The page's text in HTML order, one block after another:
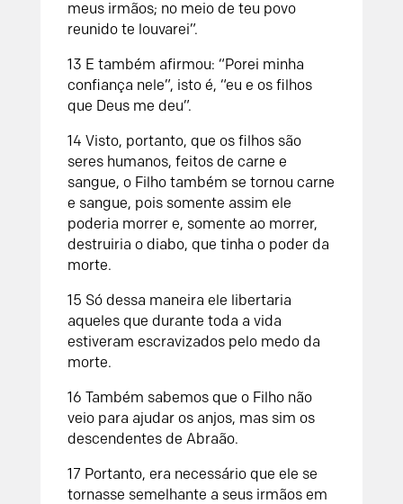
meus irmãos; no meio de teu povo
reunido te louvarei”.
13 E também afirmou: “Porei minha
confiança nele”, isto é, “eu e os filhos
que Deus me deu”.
14 Visto, portanto, que os filhos são
seres humanos, feitos de carne e
sangue, o Filho também se tornou carne
e sangue, pois somente assim ele
poderia morrer e, somente ao morrer,
destruiria o diabo, que tinha o poder da
morte.
15 Só dessa maneira ele libertaria
aqueles que durante toda a vida
estiveram escravizados pelo medo da
morte.
16 Também sabemos que o Filho não
veio para ajudar os anjos, mas sim os
descendentes de Abraão.
17 Portanto, era necessário que ele se
tornasse semelhante a seus irmãos em